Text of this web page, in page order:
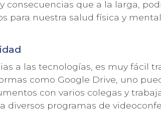
consecuencias que a la larga,
para nuestra salud física y mental.
a las tecnologías, es muy fácil
como Google Drive, uno
con varios colegas y
diversos programas de